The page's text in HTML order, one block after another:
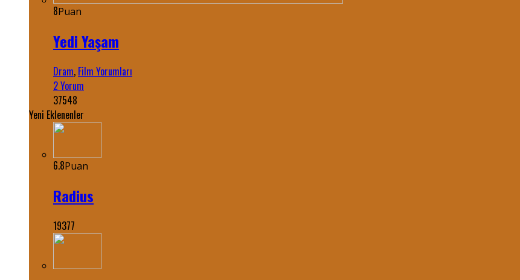
8Puan
Yedi Yaşam
Dram, Film Yorumları
2 Yorum
37548
Yeni Eklenenler
6.8Puan
Radius
19377